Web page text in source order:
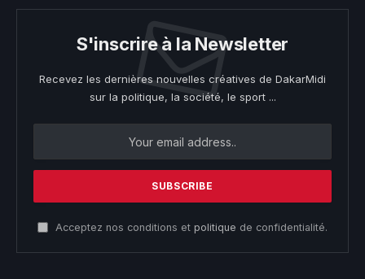
S'inscrire à la Newsletter
Recevez les dernières nouvelles créatives de DakarMidi
sur la politique, la société, le sport ...
Acceptez nos conditions et politique de confidentialité.